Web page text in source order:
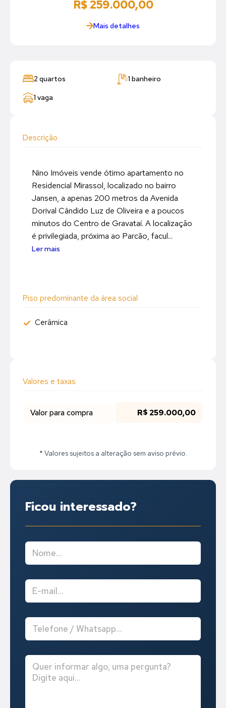
R$ 259.000,00
Mais detalhes
2 quartos 1 banheiro
1 vaga
Descrição
Nino Imóveis vende ótimo apartamento no
Residencial Mirassol, localizado no bairro
Jansen, a apenas 200 metros da Avenida
Dorival Cândido Luz de Oliveira e a poucos
minutos do Centro de Gravataí. A localização
é privilegiada, próxima ao Parcão, facul...
Ler mais
Piso predominante da área social
Cerâmica
Valores e taxas
Valor para compra R$ 259.000,00
* Valores sujeitos a alteração sem aviso prévio.
Ficou interessado?